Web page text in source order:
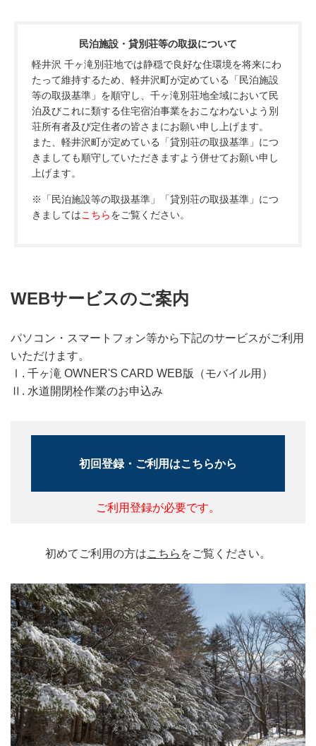
民泊施設・貸別荘等の取扱について
軽井沢 千ヶ滝別荘地では静穏で良好な住環境を将来にわ
たって維持するため、軽井沢町が定めている「民泊施設
等の取扱基準」を順守し、千ヶ滝別荘地全域において民
泊及びこれに類する住宅宿泊事業をおこなわないよう別
荘所有者及び定住者の皆さまにお願い申し上げます。
また、軽井沢町が定めている「貸別荘の取扱基準」につ
きましても順守していただきますよう併せてお願い申し
上げます。
※「民泊施設等の取扱基準」「貸別荘の取扱基準」につ
きましてはこちらをご覧ください。
WEBサービスのご案内
パソコン・スマートフォン等から下記のサービスがご利用
いただけます。
Ⅰ. 千ヶ滝 OWNER'S CARD WEB版（モバイル用）
Ⅱ. 水道開閉栓作業のお申込み
初回登録・ご利用はこちらから
ご利用登録が必要です。
初めてご利用の方はこちら をご覧ください。